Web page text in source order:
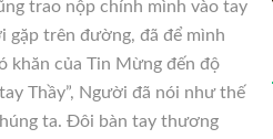
trao nộp chính mình vào tay
gặp trên đường, đã để mình
khăn của Tin Mừng đến độ
Thầy”, Người đã nói như thế
ta. Đôi bàn tay thương